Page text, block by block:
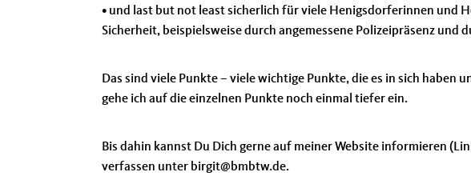
• und last but not least sicherlich für viele Henigsdorferinnen und
Sicherheit, beispielsweise durch angemessene Polizeipräsenz und
Das sind viele Punkte – viele wichtige Punkte, die es in sich haben
gehe ich auf die einzelnen Punkte noch einmal tiefer ein.
Bis dahin kannst Du Dich gerne auf meiner Website informieren
verfassen unter birgit@bmbtw.de.